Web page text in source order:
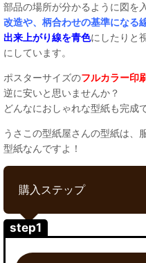
部品の場所が分かるように図を
改造や、柄合わせの基準になる
出来上がり線を青色にしたりと
にしています。
ポスターサイズのフルカラー印
逆に安いと思いませんか？
どんなにおしゃれな型紙も完成
うさこの型紙屋さんの型紙は、
型紙なんですよ！
購入ステップ
step1